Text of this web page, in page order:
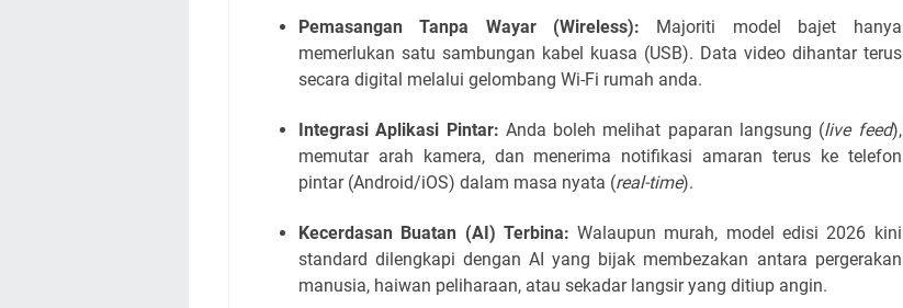
Pemasangan Tanpa Wayar (Wireless): Majoriti model bajet hanya
memerlukan satu sambungan kabel kuasa (USB). Data video dihantar terus
secara digital melalui gelombang Wi-Fi rumah anda.
Integrasi Aplikasi Pintar: Anda boleh melihat paparan langsung (live feed),
memutar arah kamera, dan menerima notifikasi amaran terus ke telefon
pintar (Android/iOS) dalam masa nyata (real-time).
Kecerdasan Buatan (AI) Terbina: Walaupun murah, model edisi 2026 kini
standard dilengkapi dengan AI yang bijak membezakan antara pergerakan
manusia, haiwan peliharaan, atau sekadar langsir yang ditiup angin.